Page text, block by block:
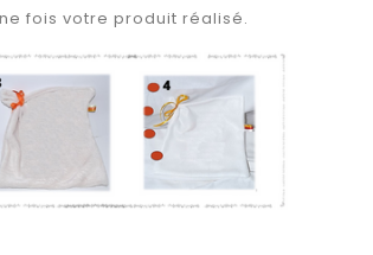
fois votre produit réalisé.